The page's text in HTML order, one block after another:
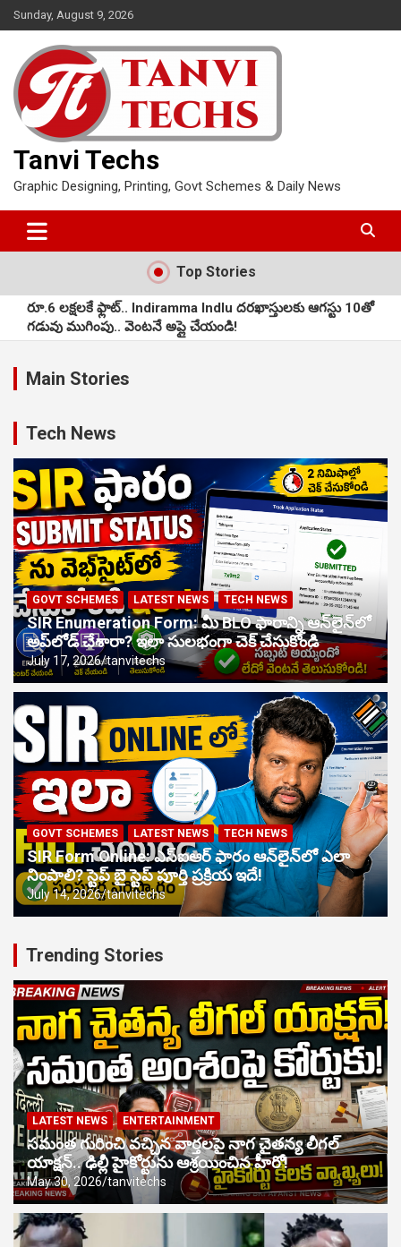
Skip
to
content
Sunday, August 9, 2026
Tanvi Techs
Graphic Designing, Printing, Govt Schemes & Daily News
Top Stories
రూ.6 లక్షలకే ఫ్లాట్.. Indiramma Indlu దరఖాస్తులకు ఆగస్టు 10తో
గడువు ముగింపు.. వెంటనే అప్లై చేయండి!
వరుసగా 3 రోజుల సెలవులు..!
SIR Enumeration Form: మీ BLO ఫారాన్ని ఆన్‌లైన్‌లో అప్‌లోడ్
చేశారా? ఇలా సులభంగా చెక్ చేసుకోండి
SIR Form Online: ఎస్‌ఐఆర్ ఫారం ఆన్‌లైన్‌లో ఎలా నింపాలి? స్టెప్ బై
స్టెప్ పూర్తి ప్రక్రియ ఇదే!
Main Stories
Tech News
GOVT SCHEMES LATEST NEWS TECH NEWS
SIR Enumeration Form: మీ BLO ఫారాన్ని ఆన్‌లైన్‌లో
అప్‌లోడ్ చేశారా? ఇలా సులభంగా చెక్ చేసుకోండి
July 17, 2026 tanvitechs
GOVT SCHEMES LATEST NEWS TECH NEWS
SIR Form Online: ఎస్‌ఐఆర్ ఫారం ఆన్‌లైన్‌లో ఎలా
నింపాలి? స్టెప్ బై స్టెప్ పూర్తి ప్రక్రియ ఇదే!
July 14, 2026 tanvitechs
Trending Stories
LATEST NEWS ENTERTAINMENT
సమంత గురించి వచ్చిన వార్తలపై నాగ చైతన్య లీగల్
యాక్షన్.. ఢిల్లీ హైకోర్టును ఆశ్రయించిన హీరో!
May 30, 2026 tanvitechs